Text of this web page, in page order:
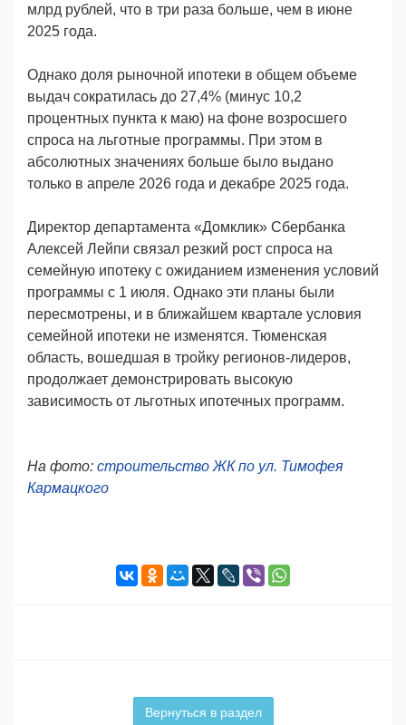
млрд рублей, что в три раза больше, чем в июне
2025 года.
Однако доля рыночной ипотеки в общем объеме
выдач сократилась до 27,4% (минус 10,2
процентных пункта к маю) на фоне возросшего
спроса на льготные программы. При этом в
абсолютных значениях больше было выдано
только в апреле 2026 года и декабре 2025 года.
Директор департамента «Домклик» Сбербанка
Алексей Лейпи связал резкий рост спроса на
семейную ипотеку с ожиданием изменения условий
программы с 1 июля. Однако эти планы были
пересмотрены, и в ближайшем квартале условия
семейной ипотеки не изменятся. Тюменская
область, вошедшая в тройку регионов-лидеров,
продолжает демонстрировать высокую
зависимость от льготных ипотечных программ.
На фото: строительство ЖК по ул. Тимофея
Кармацкого
Вернуться в раздел